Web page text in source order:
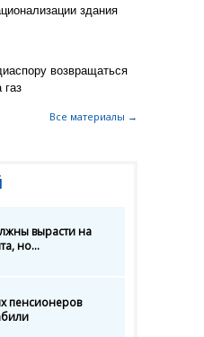
здания
возвращаться
газ
Все материалы →
вырасти на
но...
пенсионеров